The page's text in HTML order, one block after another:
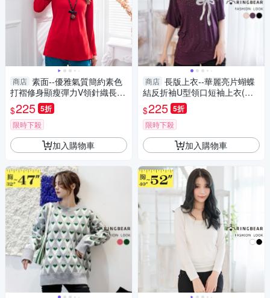
商店 素面--優雅氣質簡約素色
打褶修身顯瘦彈力V領針織長上
衣(紅.藍M-2L)-X364眼圈熊中
大尺碼
$225 5折
限時下殺
加入購物車
商店 長版上衣--華麗亮片蝴蝶
結反折袖U型領口短袖上衣(黑.
粉.紫M-XL)-U229眼圈熊中大尺
碼
$225 5折
限時下殺
加入購物車